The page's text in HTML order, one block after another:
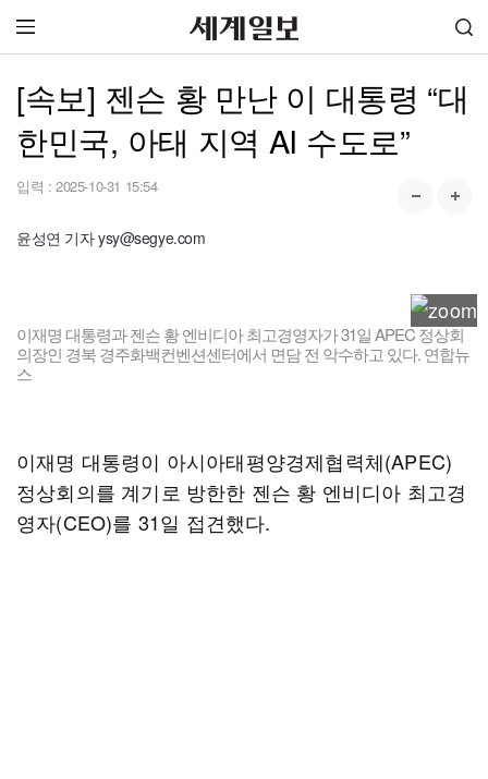
[속보] 젠슨 황 만난 이 대통령 “대
한민국, 아태 지역 AI 수도로”
입력 : 2025-10-31 15:54
윤성연 기자 ysy@segye.com
이재명 대통령과 젠슨 황 엔비디아 최고경영자가 31일 APEC 정상회
의장인 경북 경주화백컨벤션센터에서 면담 전 악수하고 있다. 연합뉴
스
이재명 대통령이 아시아태평양경제협력체(APEC)
정상회의를 계기로 방한한 젠슨 황 엔비디아 최고경
영자(CEO)를 31일 접견했다.